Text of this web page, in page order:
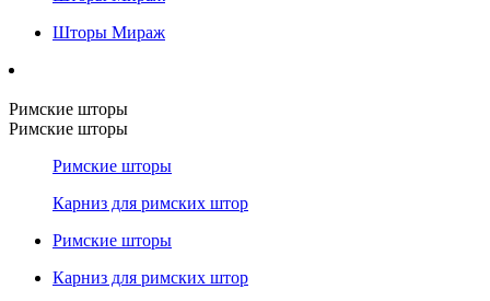
Шторы Мираж
Римские шторы
Римские шторы
Римские шторы
Карниз для римских штор
Римские шторы
Карниз для римских штор